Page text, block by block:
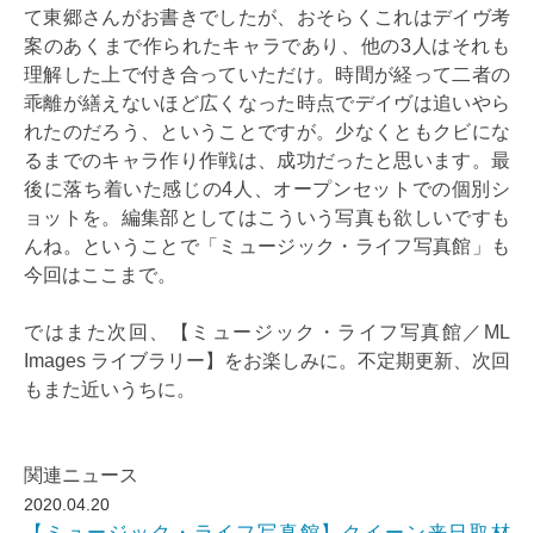
て東郷さんがお書きでしたが、おそらくこれはデイヴ考
案のあくまで作られたキャラであり、他の3人はそれも
理解した上で付き合っていただけ。時間が経って二者の
乖離が繕えないほど広くなった時点でデイヴは追いやら
れたのだろう、ということですが。少なくともクビにな
るまでのキャラ作り作戦は、成功だったと思います。最
後に落ち着いた感じの4人、オープンセットでの個別シ
ョットを。編集部としてはこういう写真も欲しいですも
んね。ということで「ミュージック・ライフ写真館」も
今回はここまで。
ではまた次回、【ミュージック・ライフ写真館／ML
Images ライブラリー】をお楽しみに。不定期更新、次回
もまた近いうちに。
関連ニュース
2020.04.20